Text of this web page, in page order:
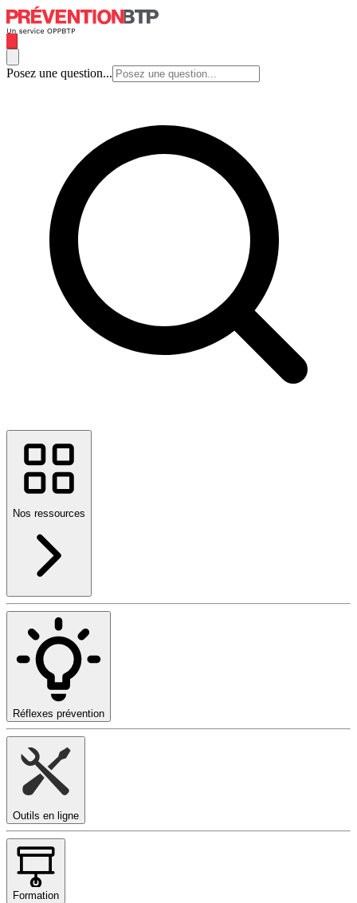
Posez une question...
Nos ressources
Réflexes prévention
Outils en ligne
Formation